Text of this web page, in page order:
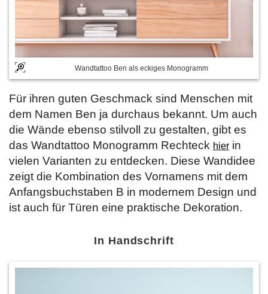
Wandtattoo Ben als eckiges Monogramm
Für ihren guten Geschmack sind Menschen mit
dem Namen Ben ja durchaus bekannt. Um auch
die Wände ebenso stilvoll zu gestalten, gibt es
das Wandtattoo Monogramm Rechteck hier in
vielen Varianten zu entdecken. Diese Wandidee
zeigt die Kombination des Vornamens mit dem
Anfangsbuchstaben B in modernem Design und
ist auch für Türen eine praktische Dekoration.
In Handschrift